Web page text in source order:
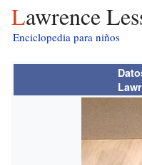
Lawrence
Enciclopedia para niños